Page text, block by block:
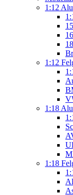
1:12
1:12
1:18
1:18